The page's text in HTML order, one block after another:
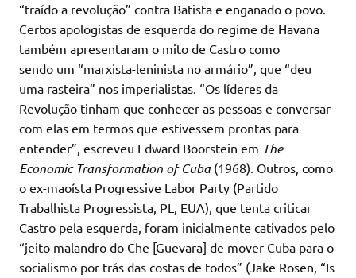
“traído a revolução” contra Batista e enganado o povo.
Certos apologistas de esquerda do regime de Havana
também apresentaram o mito de Castro como
sendo um “marxista-leninista no armário”, que “deu
uma rasteira” nos imperialistas. “Os líderes da
Revolução tinham que conhecer as pessoas e conversar
com elas em termos que estivessem prontas para
entender”, escreveu Edward Boorstein em The
Economic Transformation of Cuba (1968). Outros, como
o ex-maoísta Progressive Labor Party (Partido
Trabalhista Progressista, PL, EUA), que tenta criticar
Castro pela esquerda, foram inicialmente cativados pelo
“jeito malandro do Che [Guevara] de mover Cuba para o
socialismo por trás das costas de todos” (Jake Rosen, “Is